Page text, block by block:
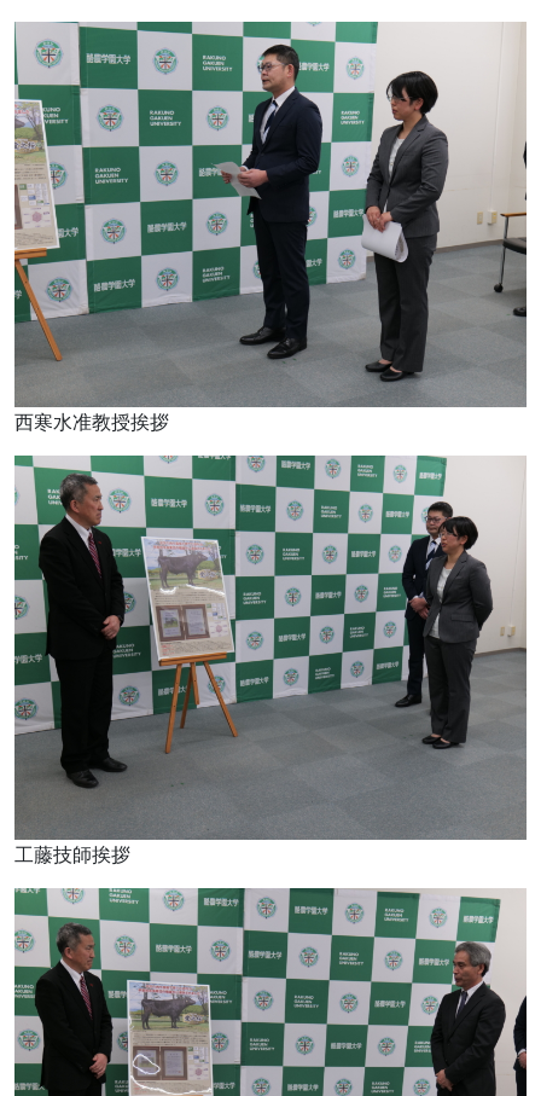
西寒水准教授挨拶
工藤技師挨拶